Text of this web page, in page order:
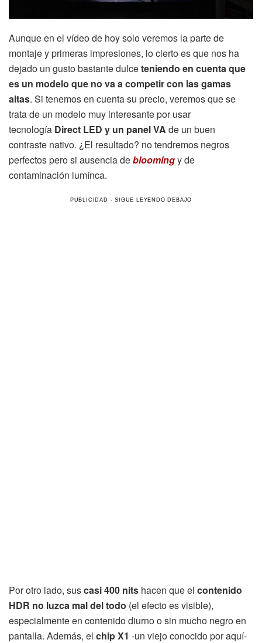
Aunque en el vídeo de hoy solo veremos la parte de
montaje y primeras impresiones, lo cierto es que nos ha
dejado un gusto bastante dulceteniendo en cuenta que
es un modelo que no va a competir con las gamas
altas. Si tenemos en cuenta su precio, veremos que se
trata de un modelo muy interesante por usar
tecnología Direct LED y un panel VA de un buen
contraste nativo. ¿El resultado? no tendremos negros
perfectos pero si ausencia debloomingy de
contaminación lumínca.
Por otro lado, suscasi 400 nits hacen que el contenido
HDR no luzca mal del todo (el efecto es visible),
especialmente en contenido diurno o sin mucho negro en
pantalla. Además, el chip X1 -un viejo conocido por aquí-